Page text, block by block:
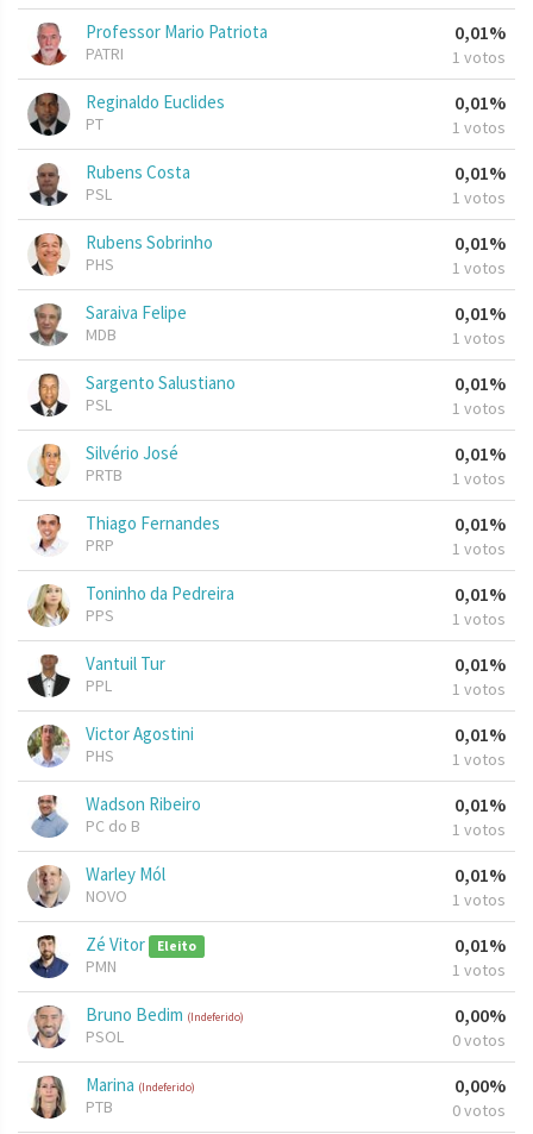
Professor Mario Patriota
PATRI
0,01%
1 votos
Reginaldo Euclides
PT
0,01%
1 votos
Rubens Costa
PSL
0,01%
1 votos
Rubens Sobrinho
PHS
0,01%
1 votos
Saraiva Felipe
MDB
0,01%
1 votos
Sargento Salustiano
PSL
0,01%
1 votos
Silvério José
PRTB
0,01%
1 votos
Thiago Fernandes
PRP
0,01%
1 votos
Toninho da Pedreira
PPS
0,01%
1 votos
Vantuil Tur
PPL
0,01%
1 votos
Victor Agostini
PHS
0,01%
1 votos
Wadson Ribeiro
PC do B
0,01%
1 votos
Warley Mól
NOVO
0,01%
1 votos
Zé Vitor Eleito
PMN
0,01%
1 votos
Bruno Bedim (Indeferido)
PSOL
0,00%
0 votos
Marina (Indeferido)
PTB
0,00%
0 votos